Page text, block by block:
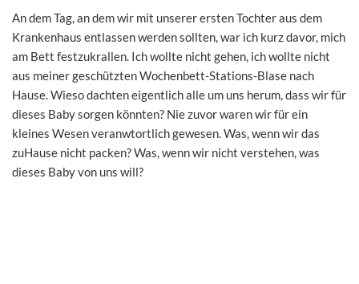
An dem Tag, an dem wir mit unserer ersten Tochter aus dem
Krankenhaus entlassen werden sollten, war ich kurz davor, mich
am Bett festzukrallen. Ich wollte nicht gehen, ich wollte nicht
aus meiner geschützten Wochenbett-Stations-Blase nach
Hause. Wieso dachten eigentlich alle um uns herum, dass wir für
dieses Baby sorgen könnten? Nie zuvor waren wir für ein
kleines Wesen veranwtortlich gewesen. Was, wenn wir das
zuHause nicht packen? Was, wenn wir nicht verstehen, was
dieses Baby von uns will?